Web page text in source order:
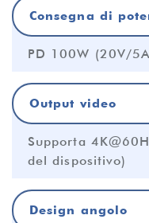
Consegna di
PD 100W (20V/
Output video
Supporta
del dispositivo)
Design angolo